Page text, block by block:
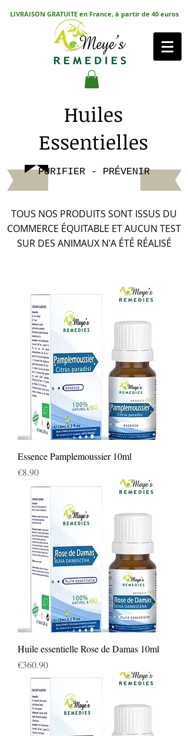
LIVRAISON GRATUITE en France, à partir de 40 euros
Huiles
Essentielles
PURIFIER - PRÉVENIR
TOUS NOS PRODUITS SONT ISSUS DU
COMMERCE ÉQUITABLE ET AUCUN TEST
SUR DES ANIMAUX N'A ÉTÉ RÉALISÉ
Essence Pamplemoussier 10ml
Price
€8.90
Huile essentielle Rose de Damas 10ml
Price
€360.90